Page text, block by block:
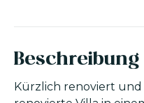
Beschreibung
Kürzlich renoviert